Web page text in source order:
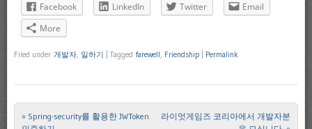
Facebook LinkedIn Twitter
Email
More
Filed under 개발자 일하기 Tagged farewell Friendship Permalink
Post navigation
« Spring-security를 활용한 JWToken
라이엇게임즈 코리아에서 개발자분